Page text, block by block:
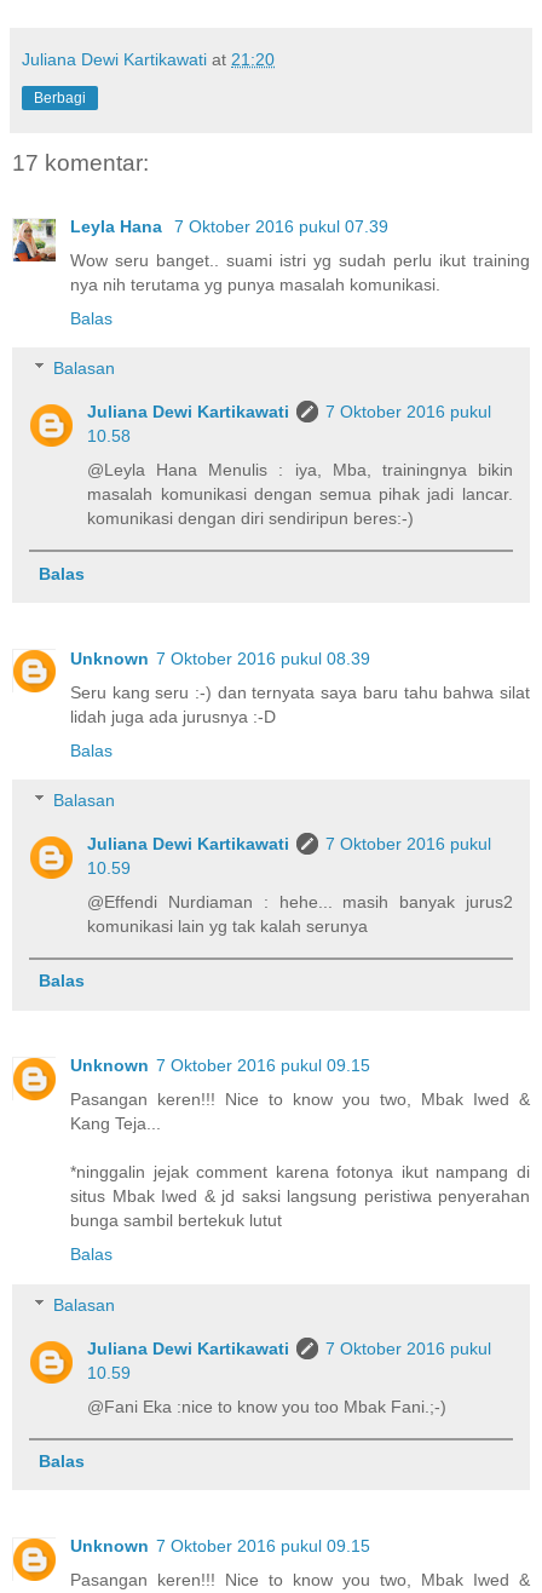
Juliana Dewi Kartikawati at 21:20
Berbagi
17 komentar:
Leyla Hana
7 Oktober 2016 pukul 07.39
Wow seru banget.. suami istri yg sudah perlu ikut training
nya nih terutama yg punya masalah komunikasi.
Balas
Balasan
Juliana Dewi Kartikawati
7 Oktober 2016 pukul
10.58
@Leyla Hana Menulis : iya, Mba, trainingnya bikin
masalah komunikasi dengan semua pihak jadi lancar.
komunikasi dengan diri sendiripun beres:-)
Balas
Unknown 7 Oktober 2016 pukul 08.39
Seru kang seru :-) dan ternyata saya baru tahu bahwa silat
lidah juga ada jurusnya :-D
Balas
Balasan
Juliana Dewi Kartikawati
7 Oktober 2016 pukul
10.59
@Effendi Nurdiaman : hehe... masih banyak jurus2
komunikasi lain yg tak kalah serunya
Balas
Unknown 7 Oktober 2016 pukul 09.15
Pasangan keren!!! Nice to know you two, Mbak Iwed &
Kang Teja...
*ninggalin jejak comment karena fotonya ikut nampang di
situs Mbak Iwed & jd saksi langsung peristiwa penyerahan
bunga sambil bertekuk lutut
Balas
Balasan
Juliana Dewi Kartikawati
7 Oktober 2016 pukul
10.59
@Fani Eka :nice to know you too Mbak Fani.;-)
Balas
Unknown 7 Oktober 2016 pukul 09.15
Pasangan keren!!! Nice to know you two, Mbak Iwed &